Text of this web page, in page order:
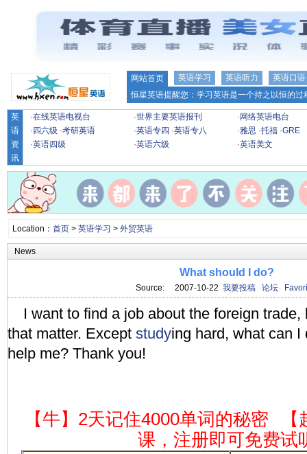
网站首页 英语学习 英语听力
英语口语
恒星英语提醒您：学习英语是一个持之以恒的
英
语
资
讯
·在线英语电视台 ·世界主要英语报刊 · 网络英语电台
· 四六级 ·考研英语 ·英语专四 ·英语专八 ·雅思 ·托福 ·GRE
·英语四级 ·英语六级 ·英语美文
Location： 首页> 英语学习 > 外贸英语
News
What should I do?
Source: 2007-10-22 我要投稿 论坛
I want to find a job about the foreign trade,
that matter. Except studying hard, what can
help me? Thank you!
【牛】2天记住4000单词的秘密
课，注册即可免费试